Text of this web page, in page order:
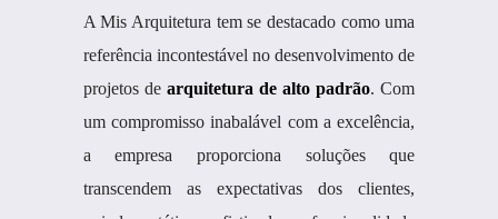
A Mis Arquitetura tem se destacado como uma
referência incontestável no desenvolvimento de
projetos de arquitetura de alto padrão. Com
um compromisso inabalável com a excelência,
a empresa proporciona soluções que
transcendem as expectativas dos clientes,